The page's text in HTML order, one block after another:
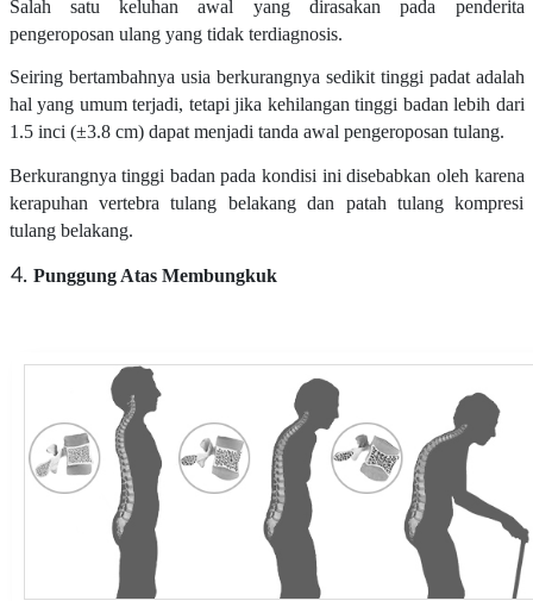
Salah satu keluhan awal yang dirasakan pada penderita
pengeroposan ulang yang tidak terdiagnosis.
Seiring bertambahnya usia berkurangnya sedikit tinggi padat adalah
hal yang umum terjadi, tetapi jika kehilangan tinggi badan lebih dari
1.5 inci (±3.8 cm) dapat menjadi tanda awal pengeroposan tulang.
Berkurangnya tinggi badan pada kondisi ini disebabkan oleh karena
kerapuhan vertebra tulang belakang dan patah tulang kompresi
tulang belakang.
Punggung Atas Membungkuk